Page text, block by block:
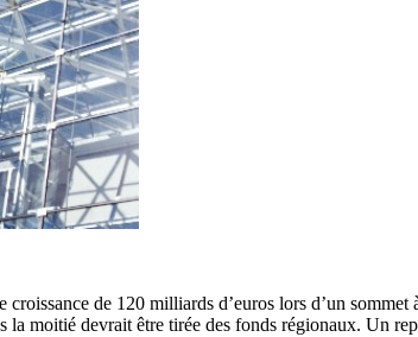
croissance de 120 milliards d’euros lors d’un
la moitié devrait être tirée des fonds régionaux. Un